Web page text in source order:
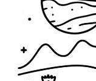
o
n